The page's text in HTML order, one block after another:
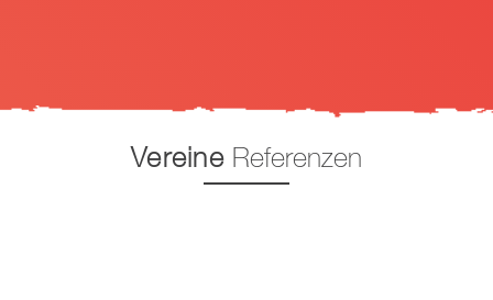
Vereine Referenzen